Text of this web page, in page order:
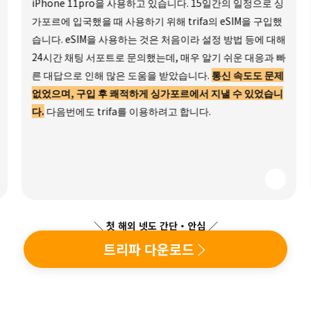
iPhone 11pro을 사용하고 있습니다. 15일간의 일정으로 싱
가포르에 입국했을 때 사용하기 위해 trifa의 eSIM을 구입했
습니다. eSIM을 사용하는 것은 처음이라 설정 방법 등에 대해
24시간 채팅 서포트로 문의했는데, 매우 알기 쉬운 대응과 빠
른 대답으로 인해 많은 도움을 받았습니다. 통신 속도도 문제
없었으며, 구입 후 쾌적하게 싱가포르에서 지낼 수 있었습니
다. 다음번에도 trifa를 이용하려고 합니다.
＼ 첫 해외 넷도 간단・안심 ／
트리파 다운로드